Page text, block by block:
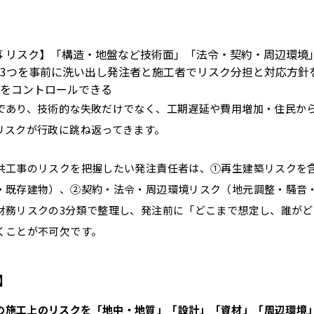
スク】「構造・地盤など技術面」「法令・契約・周辺環境
つを事前に洗い出し発注者と施工者でリスク分担と対応方針
コントロールできる
り、技術的な失敗だけでなく、工期遅延や費用増加・住民か
クが行政に跳ね返ってきます。
工事のリスクを把握したい発注責任者は、①再生建築リスクを
既存建物）、②契約・法令・周辺環境リスク（地元調整・騒音
リスクの3分類で整理し、発注前に「どこまで想定し、誰が
とが不可欠です。
工上のリスクを「地中・地質」「設計」「資材」「周辺環境